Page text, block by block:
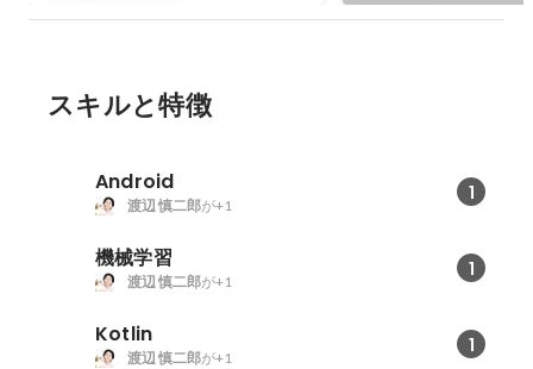
スキルと特徴
Android 1
渡辺 慎二郎が+1
機械学習 1
渡辺 慎二郎が+1
Kotlin 1
渡辺 慎二郎が+1